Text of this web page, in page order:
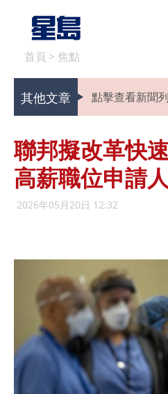
首頁 > 焦點
其他文章 點擊查看新聞
聯邦擬改革快
高薪職位申請
2026年05月20日 12:32